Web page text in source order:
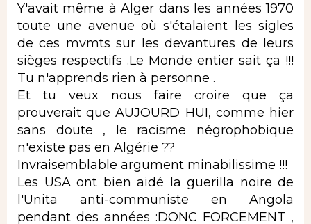
Y'avait même à Alger dans les années 1970
toute une avenue où s'étalaient les sigles
de ces mvmts sur les devantures de leurs
sièges respectifs .Le Monde entier sait ça !!!
Tu n'apprends rien à personne .
Et tu veux nous faire croire que ça
prouverait que AUJOURD HUI, comme hier
sans doute , le racisme négrophobique
n'existe pas en Algérie ??
Invraisemblable argument minabilissime !!!
Les USA ont bien aidé la guerilla noire de
l'Unita anti-communiste en Angola
pendant des années :DONC FORCEMENT ,